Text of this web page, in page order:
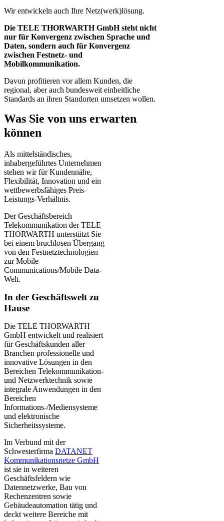
Wir entwickeln auch Ihre Netz(werk)lösung.
Die TELE THORWARTH GmbH steht nicht
nur für Konvergenz zwischen Sprache und
Daten, sondern auch für Konvergenz
zwischen Festnetz- und
Mobilkommunikation.
Davon profitieren vor allem Kunden, die
regional, aber auch bundesweit einheitliche
Standards an ihren Standorten umsetzen wollen.
Was Sie von uns erwarten
können
Als mittelständisches,
inhabergeführtes Unternehmen
stehen wir für Kundennähe,
Flexibilität, Innovation und ein
wettbewerbsfähiges Preis-
Leistungs-Verhältnis.
Der Geschäftsbereich
Telekommunikation der TELE
THORWARTH unterstützt Sie
bei einem bruchlosen Übergang
von den Festnetztechnologien
zur Mobile
Communications/Mobile Data-
Welt.
In der Geschäftswelt zu
Hause
Die TELE THORWARTH
GmbH entwickelt und realisiert
für Geschäftskunden aller
Branchen professionelle und
innovative Lösungen in den
Bereichen Telekommunikation-
und Netzwerktechnik sowie
integrale Anwendungen in den
Bereichen
Informations-/Mediensysteme
und elektronische
Sicherheitssysteme.
Im Verbund mit der
Schwesterfirma DATANET
Kommunikationsnetze GmbH
ist sie in weiteren
Geschäftsfeldern wie
Datennetzwerke, Bau von
Rechenzentren sowie
Gebäudeautomation tätig und
deckt weitere Bereiche mit